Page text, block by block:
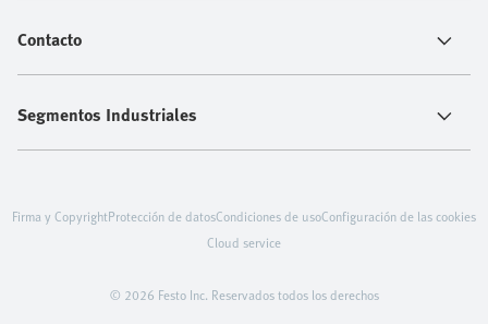
Contacto
Segmentos Industriales
© 2026 Festo Inc. Reservados todos los derechos
Firma y CopyrightProtección de datosCondiciones de usoConfiguración de las cookies
Cloud service